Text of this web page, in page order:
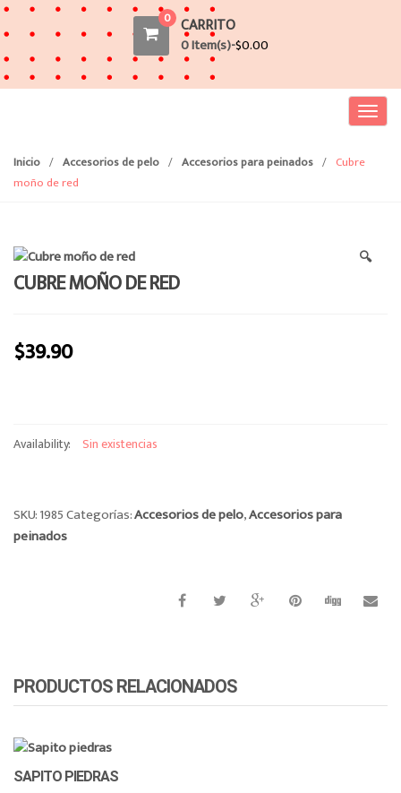
0 CARRITO
0 Item(s)-$0.00
T
a
Inicio / Accesorios de pelo / Accesorios para peinados / Cubre
moño de red
🔍
CUBRE MOÑO DE RED
$39.90
Availability: Sin existencias
SKU:1985Categorías:Accesorios de pelo,Accesorios para
peinados
PRODUCTOS RELACIONADOS
SAPITO PIEDRAS